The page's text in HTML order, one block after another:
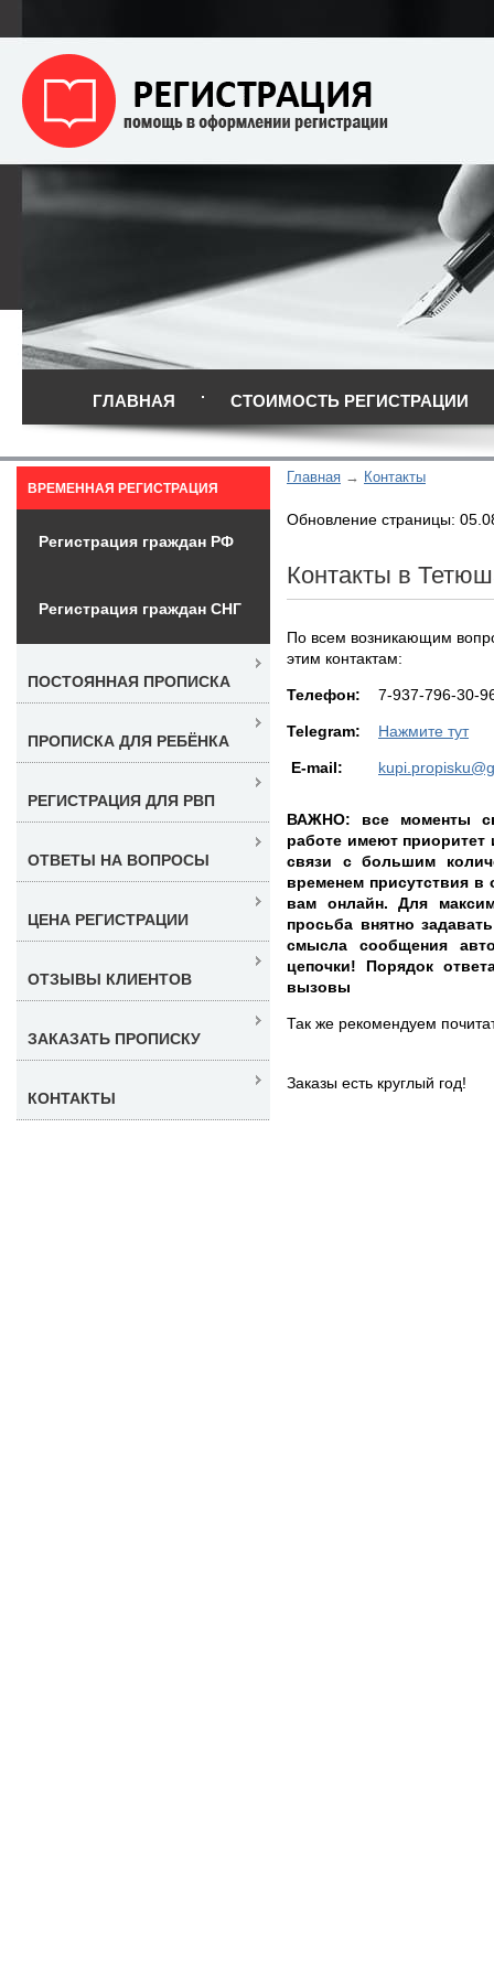
ГЛАВНАЯ СТОИМОСТЬ РЕГИСТРАЦИИ
Главная Контакты
Обновление страницы:
Контакты в
По всем возникающим
этим контактам:
Teлефон: 7-937-796-30-
Telegram: Нажмите тут
E-mail:
ВАЖНО: все моменты
работе имеют
связи с большим
временем присутствия
вам онлайн. Для
просьба внятно
смысла сообщения
цепочки! Порядок
вызовы
Так же рекомендуем
Заказы есть круглый год!
ВРЕМЕННАЯ РЕГИСТРАЦИЯ
Регистрация граждан РФ
Регистрация граждан СНГ
ПОСТОЯННАЯ ПРОПИСКА
ПРОПИСКА ДЛЯ РЕБЁНКА
РЕГИСТРАЦИЯ ДЛЯ РВП
ОТВЕТЫ НА ВОПРОСЫ
ЦЕНА РЕГИСТРАЦИИ
ОТЗЫВЫ КЛИЕНТОВ
ЗАКАЗАТЬ ПРОПИСКУ
КОНТАКТЫ